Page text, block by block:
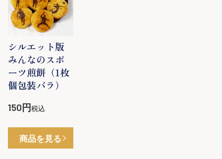
シルエット版
みんなのスポ
ーツ煎餅（1枚
個包装バラ）
150 税込
商品を見る